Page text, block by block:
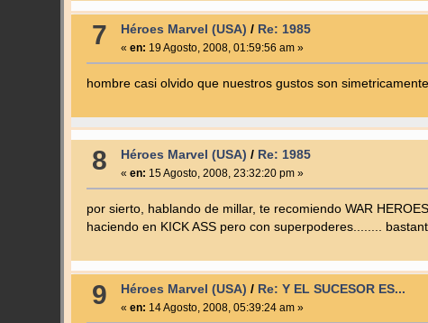
7 Héroes Marvel (USA) / Re: 1985
« en: 19 Agosto, 2008, 01:59:56 am »
hombre casi olvido que nuestros gustos son
8 Héroes Marvel (USA) / Re: 1985
« en: 15 Agosto, 2008, 23:32:20 pm »
por sierto, hablando de millar, te recomiendo WAR
haciendo en KICK ASS pero con superpoderes........
9 Héroes Marvel (USA) / Re: Y EL SUCESOR ES...
« en: 14 Agosto, 2008, 05:39:24 am »